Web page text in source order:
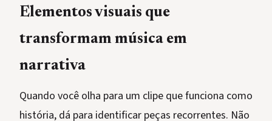
Elementos visuais que
transformam música em
narrativa
Quando você olha para um clipe que funciona como
história, dá para identificar peças recorrentes. Não